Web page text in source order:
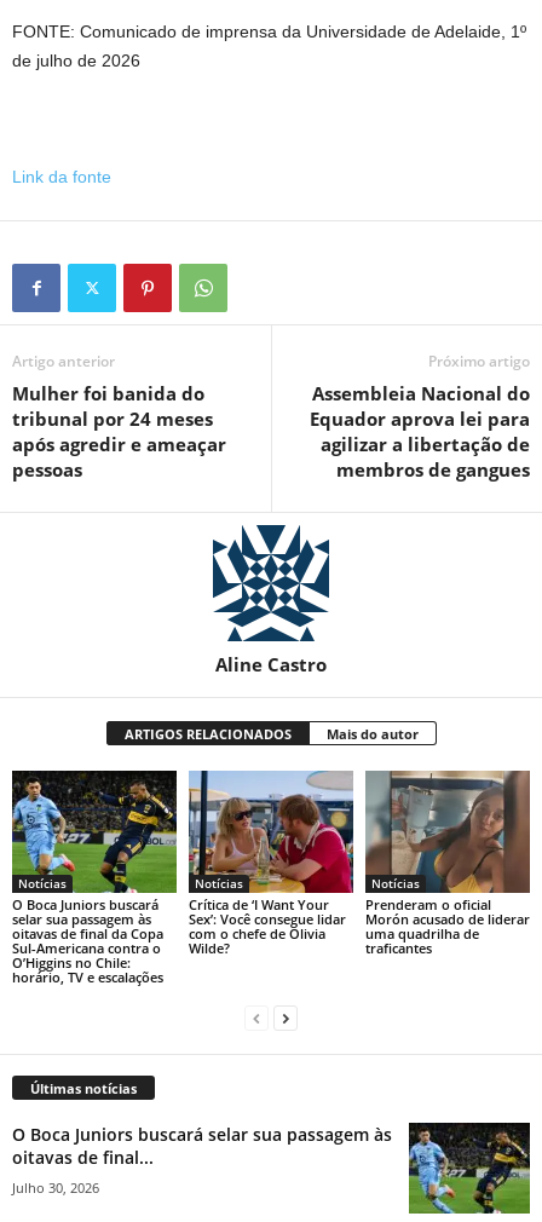
FONTE: Comunicado de imprensa da Universidade de Adelaide, 1º
de julho de 2026
Link da fonte
Artigo anterior
Mulher foi banida do
tribunal por 24 meses
após agredir e ameaçar
pessoas
Próximo artigo
Assembleia Nacional do
Equador aprova lei para
agilizar a libertação de
membros de gangues
Aline Castro
ARTIGOS RELACIONADOS Mais do autor
Notícias
O Boca Juniors buscará
selar sua passagem às
oitavas de final da Copa
Sul-Americana contra o
O’Higgins no Chile:
horário, TV e escalações
Notícias
Crítica de ‘I Want Your
Sex’: Você consegue lidar
com o chefe de Olivia
Wilde?
Notícias
Prenderam o oficial
Morón acusado de liderar
uma quadrilha de
traficantes
Últimas notícias
O Boca Juniors buscará selar sua passagem às
oitavas de final...
Julho 30, 2026